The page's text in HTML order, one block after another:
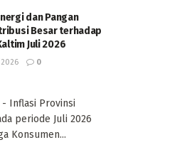
dan Pangan
Besar terhadap
Juli 2026
0
- Inflasi Provinsi
periode Juli 2026
Konsumen...